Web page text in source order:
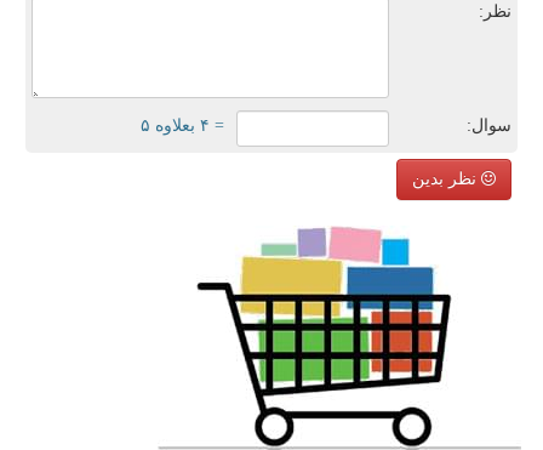
نظر:
سوال: = ۴ بعلاوه ۵
نظر بدین